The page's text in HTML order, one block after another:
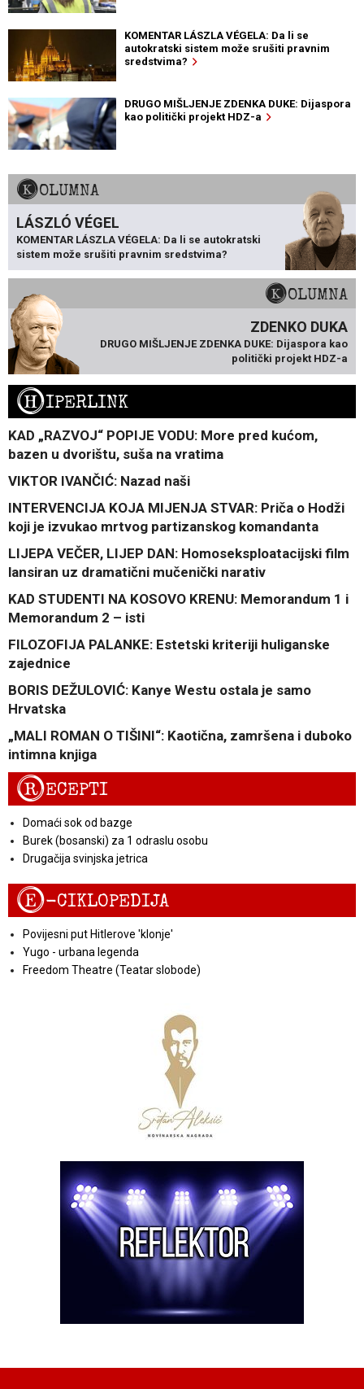
KOMENTAR LÁSZLA VÉGELA: Da li se
autokratski sistem može srušiti pravnim
sredstvima?
DRUGO MIŠLJENJE ZDENKA DUKE: Dijaspora
kao politički projekt HDZ-a
KOLUMNA
LÁSZLÓ VÉGEL
KOMENTAR LÁSZLA VÉGELA: Da li se autokratski
sistem može srušiti pravnim sredstvima?
KOLUMNA
ZDENKO DUKA
DRUGO MIŠLJENJE ZDENKA DUKE: Dijaspora kao
politički projekt HDZ-a
HIPERLINK
KAD „RAZVOJ“ POPIJE VODU: More pred kućom,
bazen u dvorištu, suša na vratima
VIKTOR IVANČIĆ: Nazad naši
INTERVENCIJA KOJA MIJENJA STVAR: Priča o Hodži
koji je izvukao mrtvog partizanskog komandanta
LIJEPA VEČER, LIJEP DAN: Homoseksploatacijski film
lansiran uz dramatični mučenički narativ
KAD STUDENTI NA KOSOVO KRENU: Memorandum 1 i
Memorandum 2 – isti
FILOZOFIJA PALANKE: Estetski kriteriji huliganske
zajednice
BORIS DEŽULOVIĆ: Kanye Westu ostala je samo
Hrvatska
„MALI ROMAN O TIŠINI“: Kaotična, zamršena i duboko
intimna knjiga
RECEPTI
Domaći sok od bazge
Burek (bosanski) za 1 odraslu osobu
Drugačija svinjska jetrica
E-CIKLOPEDIJA
Povijesni put Hitlerove 'klonje'
Yugo - urbana legenda
Freedom Theatre (Teatar slobode)